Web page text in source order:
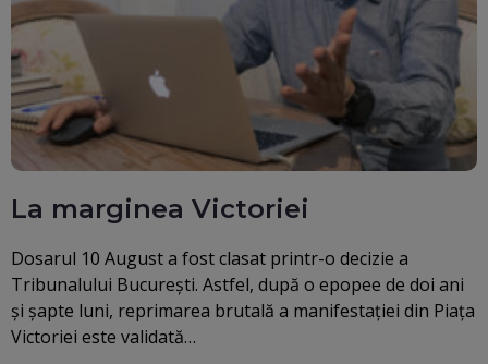
La marginea Victoriei
Dosarul 10 August a fost clasat printr-o decizie a
Tribunalului București. Astfel, după o epopee de doi ani
și șapte luni, reprimarea brutală a manifestației din Piața
Victoriei este validată…